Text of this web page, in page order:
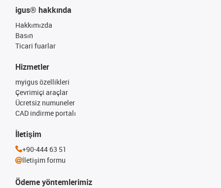
igus® hakkında
Hakkımızda
Basın
Ticari fuarlar
Ödeme yöntemlerimiz
Hizmetler
myigus özellikleri
Çevrimiçi araçlar
Ücretsiz numuneler
CAD indirme portalı
İletişim
+90-444 63 51
İletişim formu